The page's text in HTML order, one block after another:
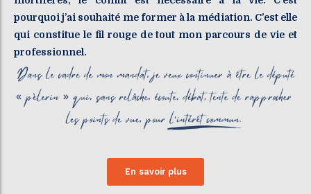
pourquoi j’ai souhaité me former à la médiation. C’est elle
qui constitue le fil rouge de tout mon parcours de vie et
professionnel.
En savoir plus